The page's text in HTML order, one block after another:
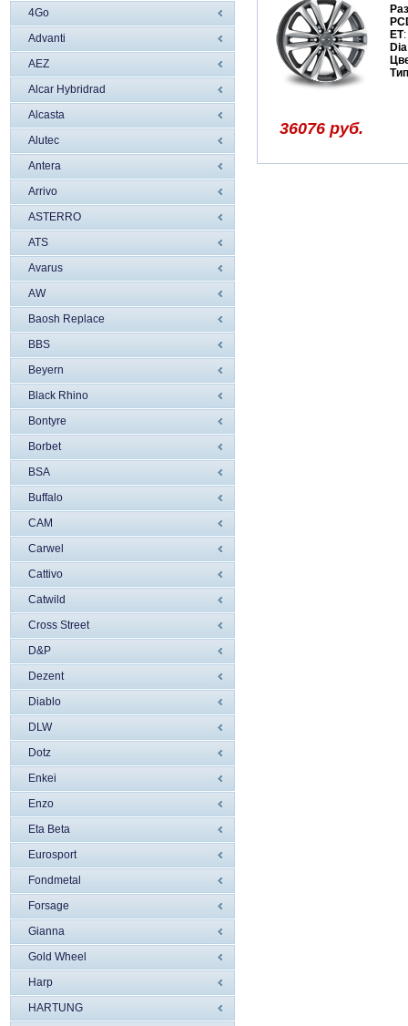
4Go
Advanti
AEZ
Alcar Hybridrad
Alcasta
Alutec
Antera
Arrivo
ASTERRO
ATS
Avarus
AW
Baosh Replace
BBS
Beyern
Black Rhino
Bontyre
Borbet
BSA
Buffalo
CAM
Carwel
Cattivo
Catwild
Cross Street
D&P
Dezent
Diablo
DLW
Dotz
Enkei
Enzo
Eta Beta
Eurosport
Fondmetal
Forsage
Gianna
Gold Wheel
Harp
HARTUNG
ET
Dia
Тип
36076 руб.